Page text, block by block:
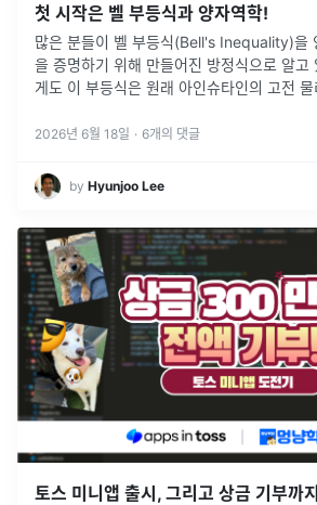
첫 시작은 벨 부등식과 양자역학!
많은 분들이 벨 부등식(Bell's Inequality)을
을 증명하기 위해 만들어진 방정식으로 알고
게도 이 부등식은 원래 아인슈타인의 고전
...
2026년 6월 18일 · 6개의 댓글
by Hyunjoo Lee
토스 미니앱 출시, 그리고 상금 기부까지